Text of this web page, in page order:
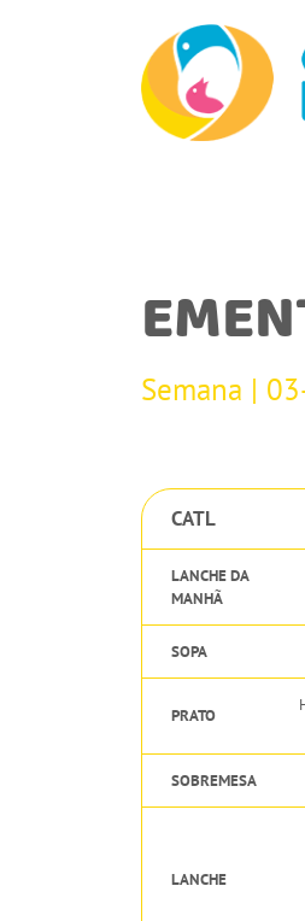
Semana |
CATL
LANCHE DA
MANHÃ
SOPA
PRATO
SOBREMESA
LANCHE